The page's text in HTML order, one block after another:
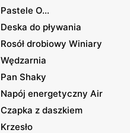
Pastele O...
Deska do pływania
Rosół drobiowy Winiary
Wędzarnia
Pan Shaky
Napój energetyczny Air
Czapka z daszkiem
Krzesło